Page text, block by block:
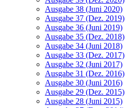
Ausgabe 38 (Juni 2020)
Ausgabe 37 (Dez. 2019)
Ausgabe 36 (Juni 2019)
Ausgabe 35 (Dez. 2018)
Ausgabe 34 (Juni 2018)
Ausgabe 33 (Dez. 2017)
Ausgabe 32 (Juni 2017)
Ausgabe 31 (Dez. 2016)
Ausgabe 30 (Juni 2016)
Ausgabe 29 (Dez. 2015)
Ausgabe 28 (Juni 2015)